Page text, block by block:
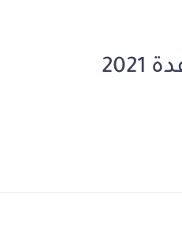
موقع التسجيل في مباراة القوات المساعدة 2021